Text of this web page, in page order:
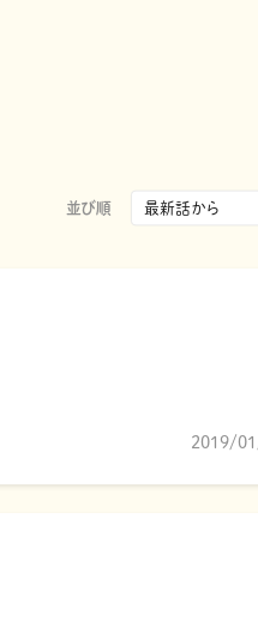
並び順
2019/